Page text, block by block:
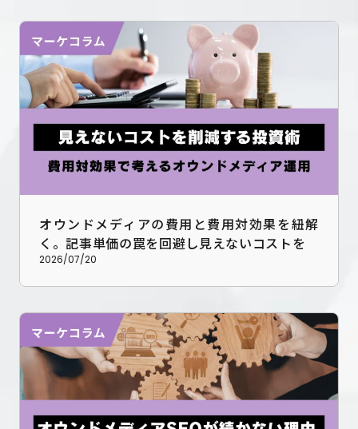
オウンドメディアの費用と費用対効果を紐解
く。記事単価の罠を回避し見えないコストを削
減する投資戦略
2026/07/20